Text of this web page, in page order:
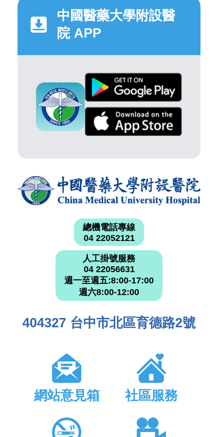
中國醫藥大學附設醫
院 APP
總機電話專線
04 22052121
人工掛號服務
04 22056631
週一至週五:8:00-17:00
週六8:00-12:00
404327 台中市北區育德路2號
網站意見箱 社區服務